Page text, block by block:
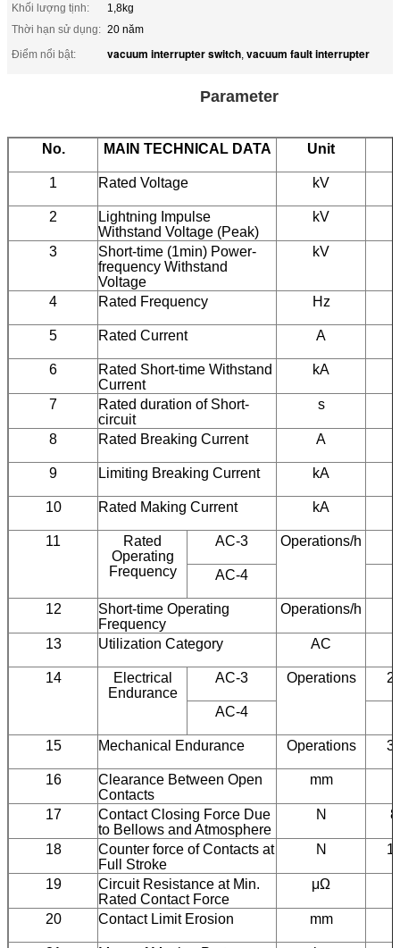
Khối lượng tịnh:
1,8kg
Thời hạn sử dụng: 20 năm
Điểm nổi bật:
vacuum interrupter switch, vacuum fault interrupter
Parameter
No. MAIN TECHNICAL DATA Unit
1 Rated Voltage kV
2
Lightning Impulse
Withstand Voltage (Peak)
kV
3
Short-time (1min) Power-
frequency Withstand
Voltage
kV
4 Rated Frequency Hz
5 Rated Current A
6
Rated Short-time Withstand
Current
kA
7
Rated duration of Short-
circuit
s
8 Rated Breaking Current A
9 Limiting Breaking Current kA
10 Rated Making Current kA
11
Rated
Operating
Frequency
AC-3 Operations/h
AC-4
12
Short-time Operating
Frequency
Operations/h
13 Utilization Category AC
14
Electrical
Endurance
AC-3 Operations
AC-4
15 Mechanical Endurance Operations
16
Clearance Between Open
Contacts
mm
17
Contact Closing Force Due
to Bellows and Atmosphere
N
18
Counter force of Contacts at
Full Stroke
N
19
Circuit Resistance at Min.
Rated Contact Force
μΩ
20 Contact Limit Erosion mm